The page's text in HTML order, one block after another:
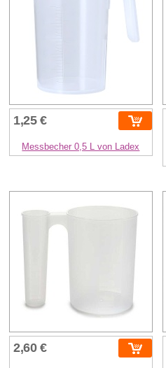
1,25 €
Messbecher 0,5 L von Ladex
2,60 €